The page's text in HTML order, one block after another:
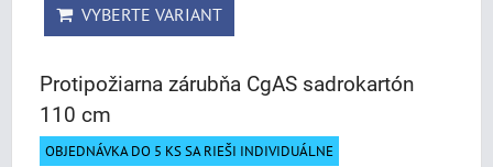
VYBERTE VARIANT
Protipožiarna zárubňa CgAS sadrokartón
110 cm
OBJEDNÁVKA DO 5 KS SA RIEŠI INDIVIDUÁLNE